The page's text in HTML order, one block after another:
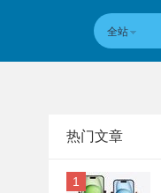
全站
热门文章
1